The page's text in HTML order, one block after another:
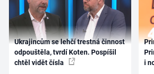
Ukrajincům se lehčí trestná činnost
odpouštěla, tvrdí Koten. Pospíšil
chtěl vidět čísla
i